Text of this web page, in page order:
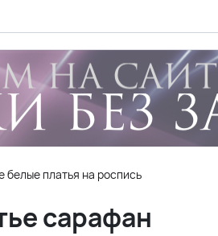
белые платья на роспись
сарафан